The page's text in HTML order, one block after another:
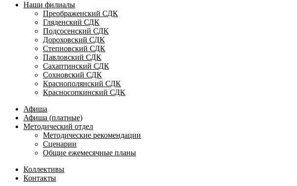
Наши филиалы
Преображенский СДК
Гляденский СДК
Подсосенский СДК
Дороховский СДК
Степновский СДК
Павловский СДК
Сахаптинский СДК
Сохновский СДК
Краснополянский СДК
Красносопкинский СДК
Афиша
Афиша (платные)
Методический отдел
Методические рекомендации
Сценарии
Общие ежемесячные планы
Коллективы
Контакты